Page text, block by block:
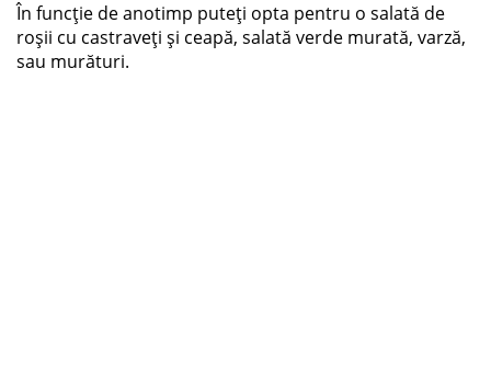
În funcție de anotimp puteți opta pentru o salată de
roșii cu castraveți și ceapă, salată verde murată, varză,
sau murături.